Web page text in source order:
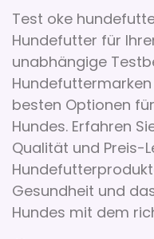
Test oke
Hundefutter für
unabhängige
besten Optionen
Hundes. Erfahren
Qualität und Preis-
Gesundheit und
Hundes mit dem